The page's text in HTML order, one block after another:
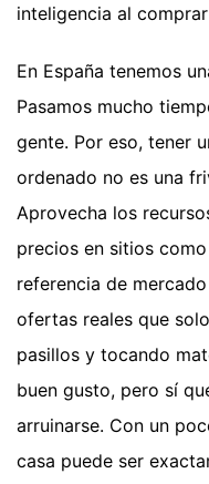
inteligencia al
En España tenemos
Pasamos mucho
gente. Por eso, tener
ordenado no es una
Aprovecha los
precios en sitios como
referencia de
ofertas reales que
pasillos y tocando
buen gusto, pero sí
arruinarse. Con un
casa puede ser